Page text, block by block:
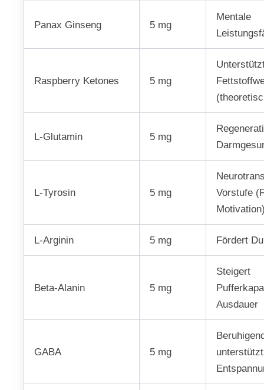
Panax Ginseng 5 mg
Mentale
Raspberry Ketones 5 mg
L-Glutamin 5 mg
L-Tyrosin 5 mg
Vorstufe
L-Arginin 5 mg Fördert
Beta-Alanin 5 mg
Steigert
Ausdauer
GABA 5 mg
unterstützt